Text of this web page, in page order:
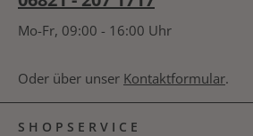
Mo-Fr, 09:00 - 16:00 Uhr
Oder über unser Kontaktformular.
SHOPSERVICE